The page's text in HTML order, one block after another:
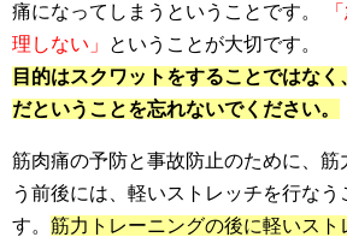
痛になってしまうということです。
理しない」
ということが大切です。
目的はスクワットをすることではな
だということを忘れないでください。
筋肉痛の予防と事故防止のために、筋
う前後には、軽いストレッチを行なう
す。 筋力トレーニングの後に軽いスト